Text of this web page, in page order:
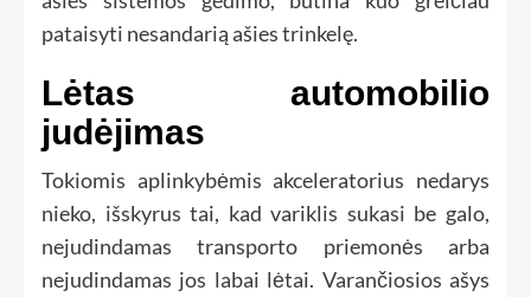
pataisyti nesandarią ašies trinkelę.
Lėtas automobilio
judėjimas
Tokiomis aplinkybėmis akceleratorius nedarys
nieko, išskyrus tai, kad variklis sukasi be galo,
nejudindamas transporto priemonės arba
nejudindamas jos labai lėtai. Varančiosios ašys